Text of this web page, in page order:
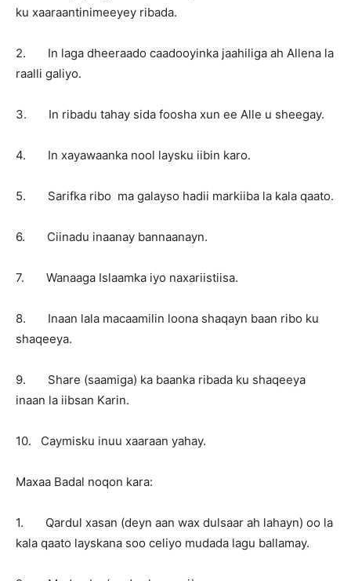
ku xaaraantinimeeyey ribada.
2. In laga dheeraado caadooyinka jaahiliga ah Allena la
raalli galiyo.
3. In ribadu tahay sida foosha xun ee Alle u sheegay.
4. In xayawaanka nool laysku iibin karo.
5. Sarifka ribo ma galayso hadii markiiba la kala qaato.
6. Ciinadu inaanay bannaanayn.
7. Wanaaga Islaamka iyo naxariistiisa.
8. Inaan lala macaamilin loona shaqayn baan ribo ku
shaqeeya.
9. Share (saamiga) ka baanka ribada ku shaqeeya
inaan la iibsan Karin.
10. Caymisku inuu xaaraan yahay.
Maxaa Badal noqon kara:
1. Qardul xasan (deyn aan wax dulsaar ah lahayn) oo la
kala qaato layskana soo celiyo mudada lagu ballamay.